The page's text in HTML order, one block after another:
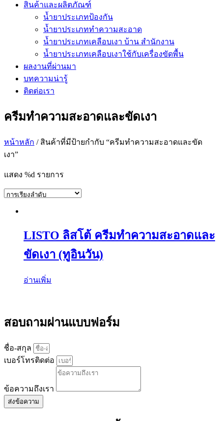
สินค้าและผลิตภัณฑ์
น้ำยาประเภทป้องกัน
น้ำยาประเภททำความสะอาด
น้ำยาประเภทเคลือบเงา บ้าน สำนักงาน
น้ำยาประเภทเคลือบเงาใช้กับเครื่องขัดพื้น
ผลงานที่ผ่านมา
บทความน่ารู้
ติดต่อเรา
ครีมทำความสะอาดและขัดเงา
หน้าหลัก / สินค้าที่มีป้ายกำกับ “ครีมทำความสะอาดและขัด
เงา”
แสดง %d รายการ
LISTO ลิสโต้ ครีมทำความสะอาดและ
ขัดเงา (ทูอินวัน)
อ่านเพิ่ม
สอบถามผ่านแบบฟอร์ม
ชื่อ-สกุล
เบอร์โทรติดต่อ
ข้อความถึงเรา
ส่งข้อความ